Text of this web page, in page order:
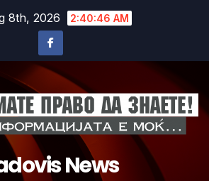
8th, 2026 2:40:49 AM
News